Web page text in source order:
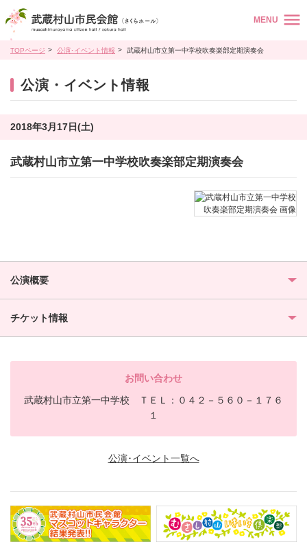
MENU
TOPページ 公演･イベント情報 武蔵村山市立第一中学校吹奏楽部定期演奏会
公演・イベント情報
2018年3月17日(土)
武蔵村山市立第一中学校吹奏楽部定期演奏会
公演概要
チケット情報
お問い合わせ
武蔵村山市立第一中学校 ＴＥＬ：０４２－５６０－１７６
１
公演･イベント一覧へ